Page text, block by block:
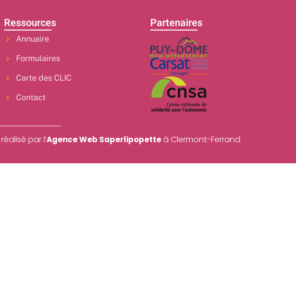
Ressources
Annuaire
Formulaires
Carte des CLIC
Contact
Partenaires
par l’Agence Web Saperlipopetteà Clermont-Ferrand